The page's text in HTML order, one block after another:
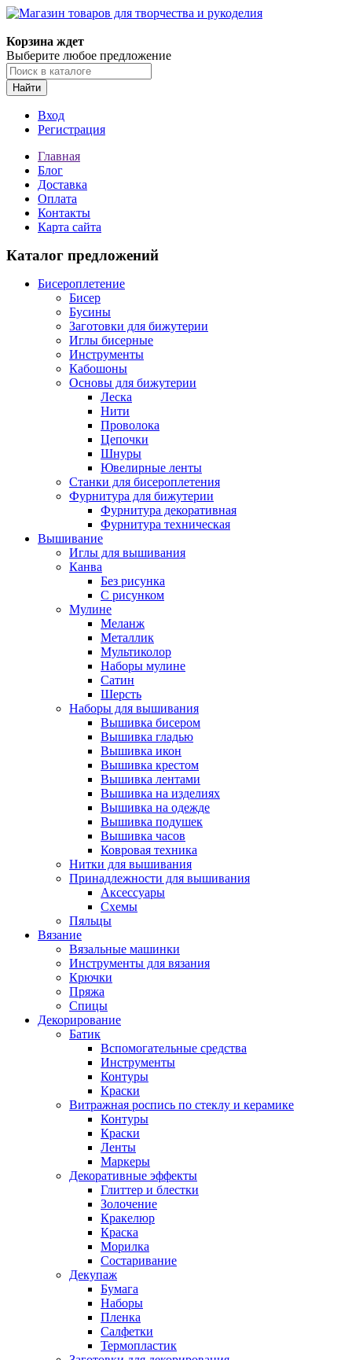
Корзина ждет
Выберите любое предложение
Найти
Вход
Регистрация
Главная
Блог
Доставка
Оплата
Контакты
Карта сайта
Каталог предложений
Бисероплетение
Бисер
Бусины
Заготовки для бижутерии
Иглы бисерные
Инструменты
Кабошоны
Основы для бижутерии
Леска
Нити
Проволока
Цепочки
Шнуры
Ювелирные ленты
Станки для бисероплетения
Фурнитура для бижутерии
Фурнитура декоративная
Фурнитура техническая
Вышивание
Иглы для вышивания
Канва
Без рисунка
С рисунком
Мулине
Меланж
Металлик
Мультиколор
Наборы мулине
Сатин
Шерсть
Наборы для вышивания
Вышивка бисером
Вышивка гладью
Вышивка икон
Вышивка крестом
Вышивка лентами
Вышивка на изделиях
Вышивка на одежде
Вышивка подушек
Вышивка часов
Ковровая техника
Нитки для вышивания
Принадлежности для вышивания
Аксессуары
Схемы
Пяльцы
Вязание
Вязальные машинки
Инструменты для вязания
Крючки
Пряжа
Спицы
Декорирование
Батик
Вспомогательные средства
Инструменты
Контуры
Краски
Витражная роспись по стеклу и керамике
Контуры
Краски
Ленты
Маркеры
Декоративные эффекты
Глиттер и блестки
Золочение
Кракелюр
Краска
Морилка
Состаривание
Декупаж
Бумага
Наборы
Пленка
Салфетки
Термопластик